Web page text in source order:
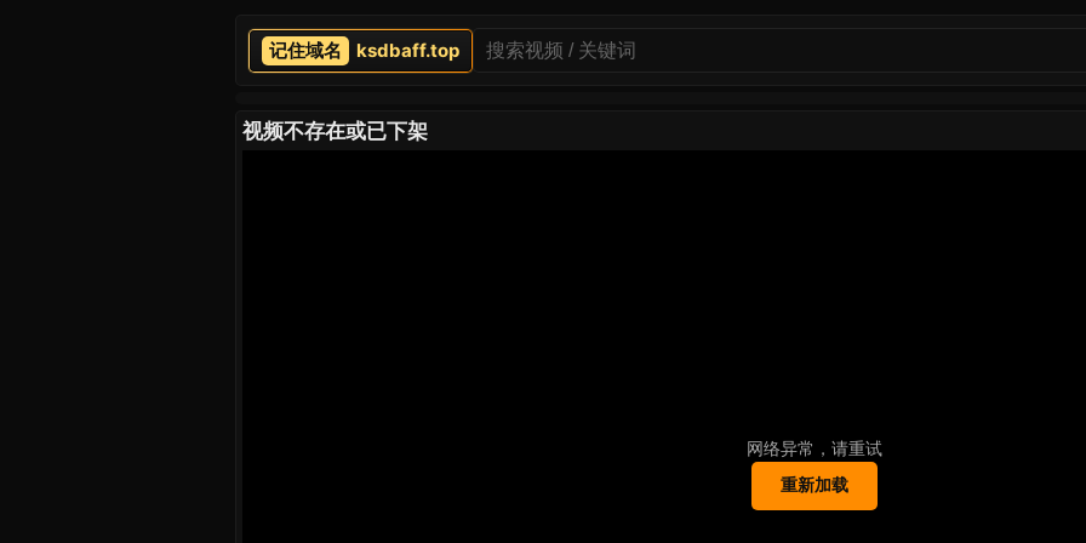
ksdbaff.top
视频不存在或已下架
网络异常，请重试
重新加载